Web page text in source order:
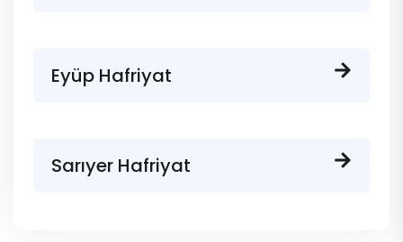
Eyüp Hafriyat
Sarıyer Hafriyat